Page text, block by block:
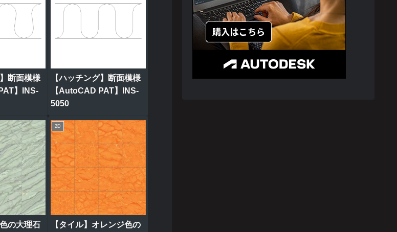
断面模様
】INS-
【ハッチング】断面模様
【AutoCAD PAT】INS-
5050
の大理石
2D
【タイル】オレンジ色の